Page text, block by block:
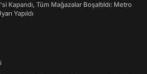
Kapandı, Tüm Mağazalar Boşaltıldı: Metro
Yapıldı